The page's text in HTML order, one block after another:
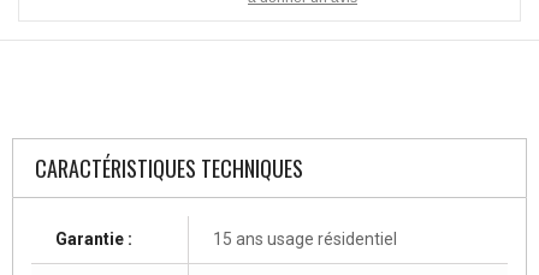
CARACTÉRISTIQUES TECHNIQUES
Garantie : 15 ans usage résidentiel